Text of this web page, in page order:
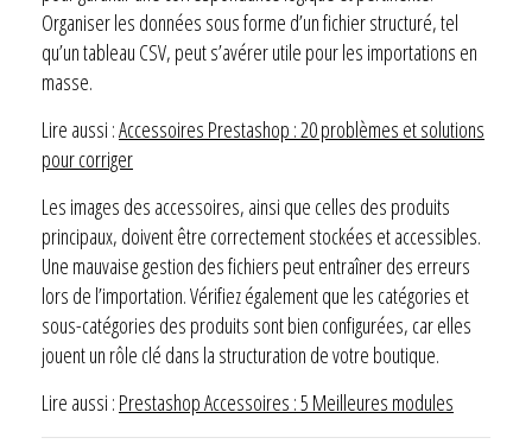
Organiser les données sous forme d’un fichier structuré, tel
qu’un tableau CSV, peut s’avérer utile pour les importations en
masse.
Lire aussi :Accessoires Prestashop : 20 problèmes et solutions
pour corriger
Les images des accessoires, ainsi que celles des produits
principaux, doivent être correctement stockées et accessibles.
Une mauvaise gestion des fichiers peut entraîner des erreurs
lors de l’importation. Vérifiez également que les catégories et
sous-catégories des produits sont bien configurées, car elles
jouent un rôle clé dans la structuration de votre boutique.
Lire aussi : Prestashop Accessoires : 5 Meilleures modules